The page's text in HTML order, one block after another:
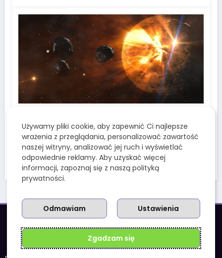
Księżyce Wenus – czy ta planeta
naprawdę ich nie ma?
9 Marca, 2025
Używamy pliki cookie, aby zapewnić Ci najlepsze
wrażenia z przeglądania, personalizować zawartość
naszej witryny, analizować jej ruch i wyświetlać
odpowiednie reklamy. Aby uzyskać więcej
informacji, zapoznaj się z naszą polityką
prywatności.
Zgadzam się
Ustawienia
Odmawiam